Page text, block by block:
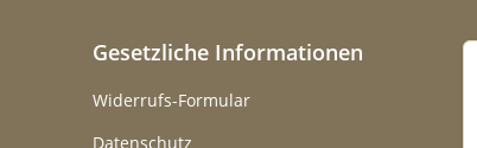
Gesetzliche Informationen
Widerrufs-Formular
Datenschutz